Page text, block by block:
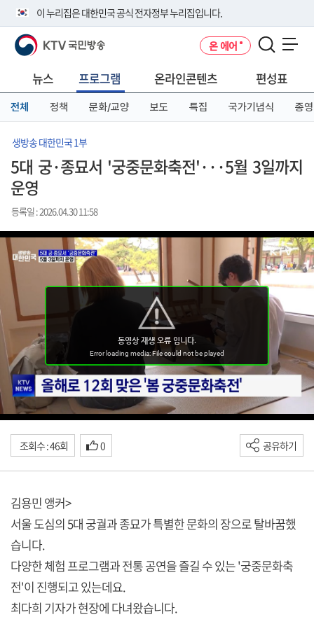
이 누리집은 대한민국 공식 전자정부 누리집입니다.
공식 누리집 주소 확인하기
니다.
이밖에 or.kr 또는 .kr등 다른 도메인 주소를 사용하고 있다면 아래 URL에
서 도메인 주소를 확인해 보세요
KTV 국민방송 온 에어
뉴스 프로그램 온라인콘텐츠 편성표
전체 정책 문화/교양 보도 특집 국가기념식 종영
생방송 대한민국 1부
5대 궁·종묘서 '궁중문화축전'···5월 3일까지
운영
등록일 : 2026.04.30 11:58
조회수 : 46회 0 공유하기
김용민 앵커>
서울 도심의 5대 궁궐과 종묘가 특별한 문화의 장으로 탈바꿈했
습니다.
다양한 체험 프로그램과 전통 공연을 즐길 수 있는 '궁중문화축
전'이 진행되고 있는데요.
최다희 기자가 현장에 다녀왔습니다.